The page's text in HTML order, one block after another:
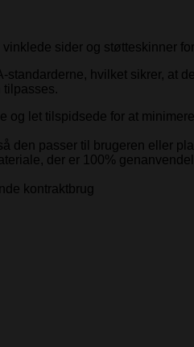
sider og støtteskinner
hvilket sikrer, at
tilpasses.
og let tilspidsede for at
den passer til brugeren eller
der er 100%
kontraktbrug